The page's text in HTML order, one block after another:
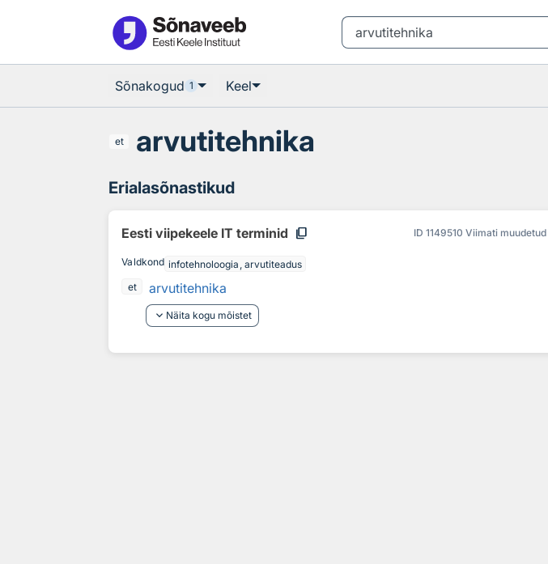
Sõnakogud 1 Keel
et arvutitehnika
Erialasõnastikud
Eesti viipekeele IT terminid content_copy ID 1149510 Viimati muudetud
Valdkond infotehnoloogia, arvutiteadus
et
arvutitehnika
keyboard_arrow_down Näita kogu mõistet